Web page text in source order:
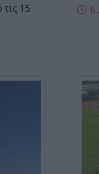
15
6